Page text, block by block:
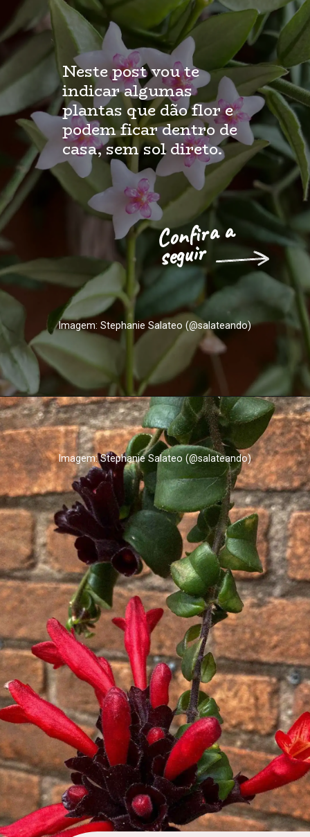
Neste post vou te
indicar algumas
plantas que dão flor e
podem ficar dentro de
casa, sem sol direto.
Imagem: Stephanie Salateo (@salateando)
Confira a
seguir
Imagem: Stephanie Salateo (@salateando)